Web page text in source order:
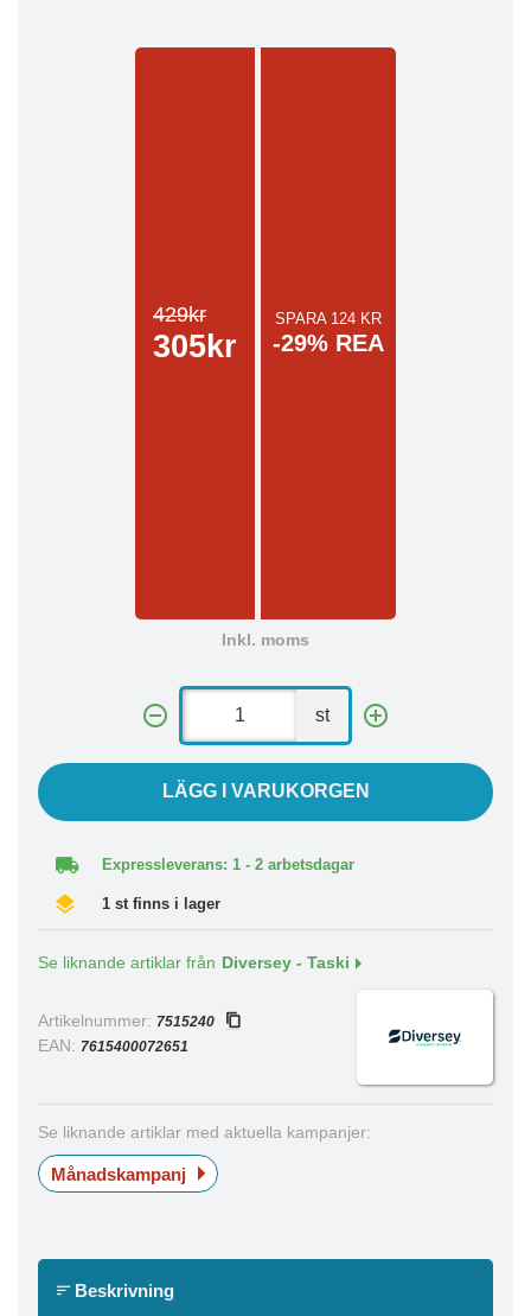
429kr
305kr
SPARA 124 KR
-29% REA
Inkl. moms
st
LÄGG I VARUKORGEN
Expressleverans: 1 - 2 arbetsdagar
1 st finns i lager
Se liknande artiklar från Diversey - Taski
Artikelnummer: 7515240
EAN: 7615400072651
Se liknande artiklar med aktuella kampanjer:
Månadskampanj
Beskrivning